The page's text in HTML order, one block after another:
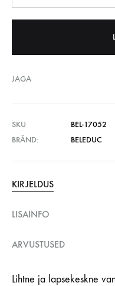
JAGA
SKU
BEL-17052
BRÄND:
BELEDUC
KIRJELDUS
LISAINFO
ARVUSTUSED
Lihtne ja lapsekeskne